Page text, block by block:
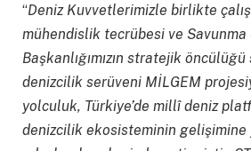
“Deniz Kuvvetlerimizle birlikte
mühendislik tecrübesi ve Savunma
Başkanlığımızın stratejik
denizcilik serüveni MİLGEM
yolculuk, Türkiye’de millîdeniz
denizcilik ekosisteminin gelişimine